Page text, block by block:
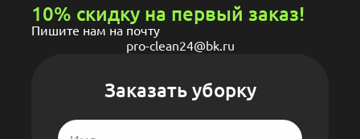
10% скидку на первый заказ!
Пишите нам на почту
pro-clean24@bk.ru
Заказать уборку